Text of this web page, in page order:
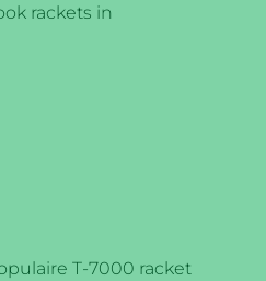
rackets in
T-7000 racket